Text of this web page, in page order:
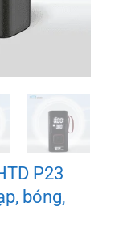
P23
bóng,